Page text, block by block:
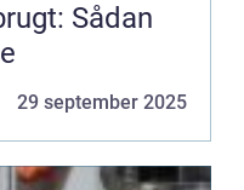
Sådan
29 september 2025